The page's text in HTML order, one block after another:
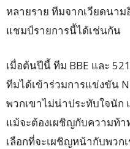
หลายราย ทีมจากเวียดนาม
แชมป์รายการนี้ได้เช่นกัน
เมื่อต้นปีนี้ ทีม BBE และ
ทีมได้เข้าร่วมการแข่งขัน
พวกเขาไม่น่าประทับใจนัก
แม้จะต้องเผชิญกับความท้
เลือกที่จะเผชิญหน้ากับพวก